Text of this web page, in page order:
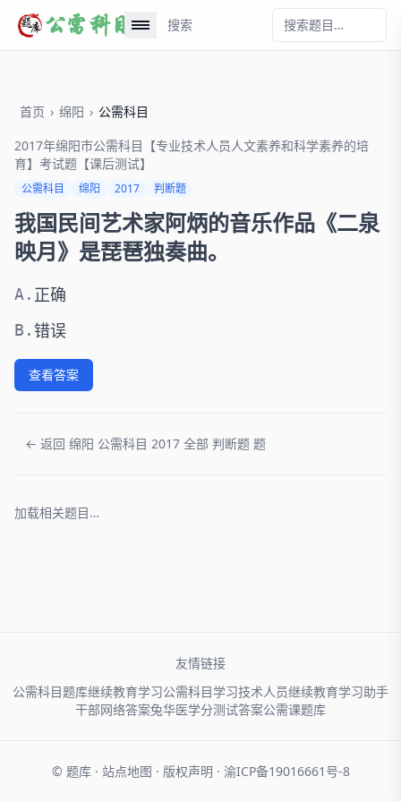
搜索
首页 › 绵阳 › 公需科目
2017年绵阳市公需科目【专业技术人员人文素养和科学素养的培
育】考试题【课后测试】
公需科目 绵阳 2017 判断题
我国民间艺术家阿炳的音乐作品《二泉
映月》是琵琶独奏曲。
A. 正确
B. 错误
查看答案
← 返回 绵阳 公需科目 2017 全部 判断题 题
加载相关题目…
友情链接
公需科目题库继续教育学习公需科目学习技术人员继续教育学习助手
干部网络答案兔华医学分测试答案公需课题库
© 题库 · 站点地图 · 版权声明 · 渝ICP备19016661号-8